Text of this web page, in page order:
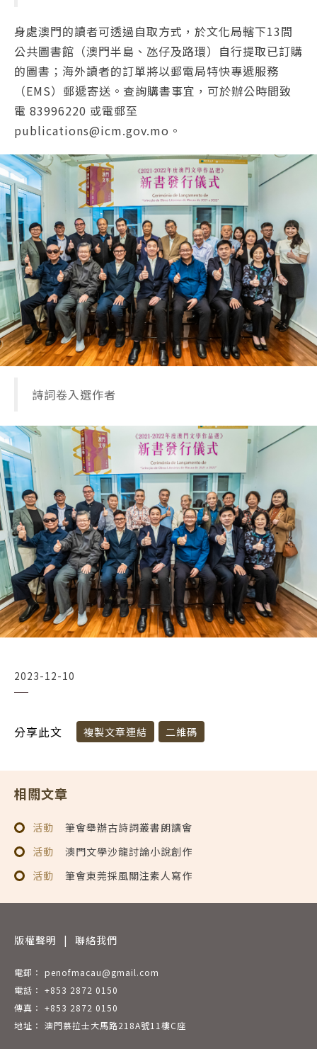
身處澳門的讀者可透過自取方式，於文化局轄下13間
公共圖書館（澳門半島、氹仔及路環）自行提取已訂購
的圖書；海外讀者的訂單將以郵電局特快專遞服務
（EMS）郵遞寄送。查詢購書事宜，可於辦公時間致
電 83996220 或電郵至
publications@icm.gov.mo。
詩詞卷入選作者
2023-12-10
分享此文 複製文章連結 二維碼
相關文章
活動
筆會舉辦古詩詞叢書朗讀會
活動
澳門文學沙龍討論小說創作
活動
筆會東莞採風關注素人寫作
版權聲明 | 聯絡我們
電郵： penofmacau@gmail.com
電話： +853 2872 0150
傳真： +853 2872 0150
地址： 澳門慕拉士大馬路218A號11樓C座